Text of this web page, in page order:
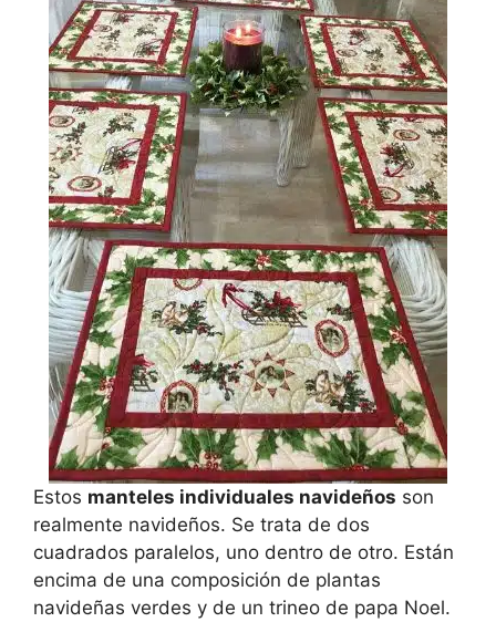
Estos manteles individuales navideños son
realmente navideños. Se trata de dos
cuadrados paralelos, uno dentro de otro. Están
encima de una composición de plantas
navideñas verdes y de un trineo de papa Noel.